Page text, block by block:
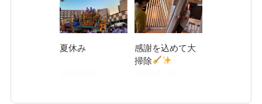
夏休み
感謝を込めて大
掃除